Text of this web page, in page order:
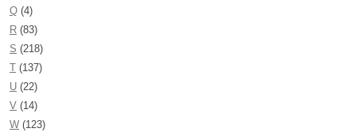
Q (4)
R (83)
S (218)
T (137)
U (22)
V (14)
W (123)